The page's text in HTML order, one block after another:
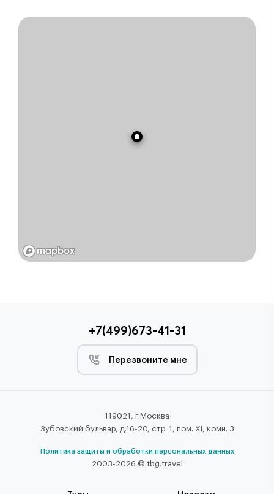
+7(499)673-41-31
Перезвоните мне
119021, г.Москва
Зубовский бульвар, д.16-20, стр. 1, пом. XI, комн. 3
Политика защиты и обработки персональных данных
2003-2026 © tbg.travel